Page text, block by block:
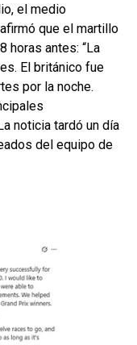
el medio
afirmó que el martillo
horas antes: “La
El británico fue
por la noche.
noticia tardó un día
del equipo de